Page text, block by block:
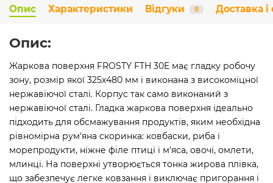
Опис Характеристики Відгуки 0 Доставка і
Опис:
Жаркова поверхня FROSTY FTH 30E має гладку робочу
зону, розмір якої 325х480 мм і виконана з високоміцної
нержавіючої сталі. Корпус так само виконаний з
нержавіючої сталі. Гладка жаркова поверхня ідеально
підходить для обсмажування продуктів, яким необхідна
рівномірна рум'яна скоринка: ковбаски, риба і
морепродукти, ніжне філе птиці і м'яса, овочі, омлети,
млинці. На поверхні утворюється тонка жирова плівка,
що забезпечує легке ковзання і виключає пригорання і